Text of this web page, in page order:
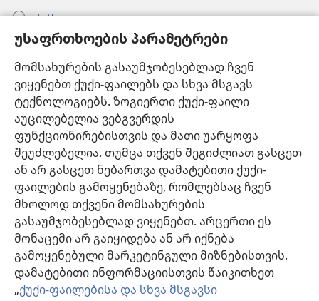
უსაფრთხოების პარამეტრები
მომსახურების გასაუმჯობესებლად ჩვენ
ვიყენებთ ქუქი-ფაილებს და სხვა მსგავს
ტექნოლოგიებს. ზოგიერთი ქუქი-ფაილი
აუცილებელია ვებგვერდის
ფუნქციონირებისთვის და მათი უარყოფა
შეუძლებელია. თუმცა თქვენ შეგიძლიათ გასცეთ
ან არ გასცეთ ნებართვა დამატებითი ქუქი-
ფაილების გამოყენებაზე, რომლებსაც ჩვენ
მხოლოდ თქვენი მომსახურების
გასაუმჯობესებლად ვიყენებთ. არცერთი ეს
მონაცემი არ გაიყიდება ან არ იქნება
გამოყენებული მარკეტინგული მიზნებისთვის.
დამატებითი ინფორმაციისთვის წაიკითხეთ
„ქუქი-ფაილებისა და სხვა მსგავსი
ძებნა
ინფორმაცია ექიმებისთვის
ინფორმაცია ოფიციალური პირებისთვის
დახმარება
შესაწირავები
(გაიხსნება
ახალი
ფანჯარა)საგუშაგო კოშკის ონლაინ ბიბლიოთეკა™
(გაიხსნება
ახალი
ფანჯარა)JW Hub
(გაიხსნება
ახალი
ფანჯარა)JW ბიბლიოთეკა
„საგუშაგო კოშკის ბიბლიოთეკა“